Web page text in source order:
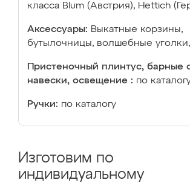
класса Blum (Австрия), Hettich
Аксессуары: Выкатные корзины,
бутылочницы, волшебные
Пристеночный плинтус, барные
навески, освещение : по
Ручки: по каталогу
Изготовим по
индивидуальному